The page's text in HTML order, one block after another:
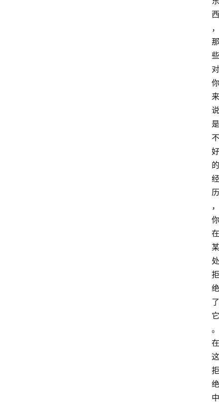
西
，
那
些
对
你
来
说
是
不
好
的
经
历
，
你
在
某
处
拒
绝
了
它
。
在
这
拒
绝
中